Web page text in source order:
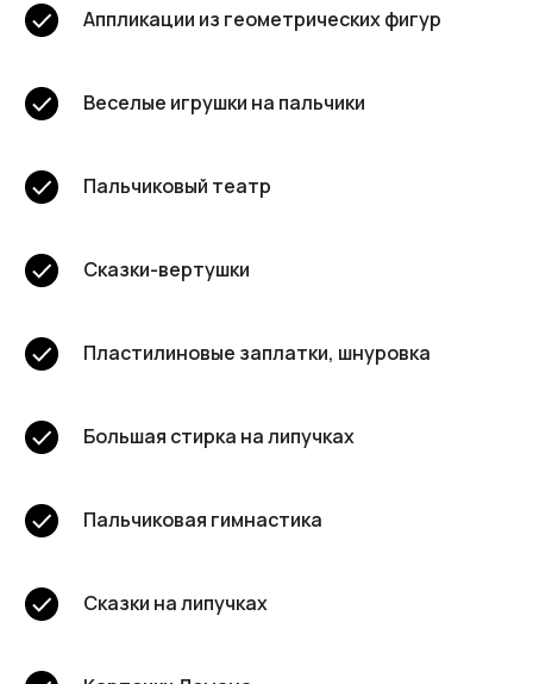
Аппликации из геометрических фигур
Веселые игрушки на пальчики
Пальчиковый театр
Сказки-вертушки
Пластилиновые заплатки, шнуровка
Большая стирка на липучках
Пальчиковая гимнастика
Сказки на липучках